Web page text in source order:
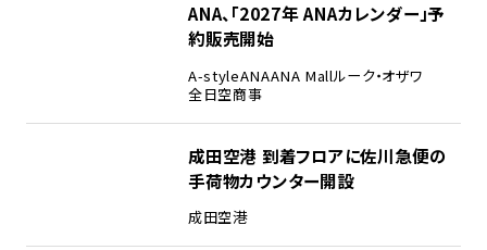
ANA、「2027年 ANAカレンダー」予
約販売開始
A-styleANAANA Mallルーク・オザワ
全日空商事
成田空港 到着フロアに佐川急便の
手荷物カウンター開設
成田空港